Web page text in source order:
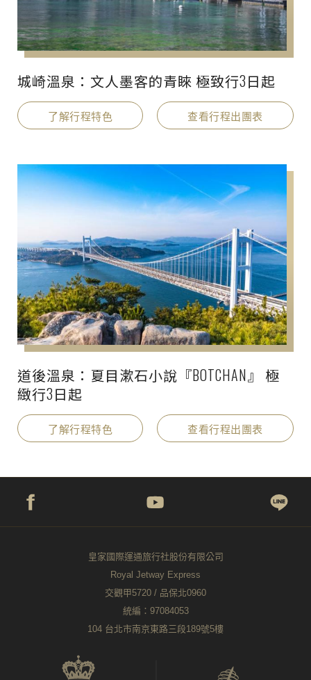
城崎溫泉：文人墨客的青睞 極致行3日起
了解行程特色 查看行程出團表
道後溫泉：夏目漱石小說『BOTCHAN』 極
緻行3日起
了解行程特色 查看行程出團表
皇家國際運通旅行社股份有限公司
Royal Jetway Express
交觀甲5720 / 品保北0960
統編：97084053
104 台北市南京東路三段189號5樓